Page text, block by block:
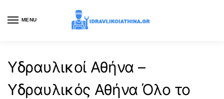
MENU
Υδραυλικοί Αθήνα –
Υδραυλικός Αθήνα Όλο το